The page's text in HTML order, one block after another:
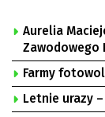
Aurelia
Zawodowego
Motowidełko,
Farmy
Letnie urazy